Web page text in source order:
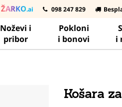
ŽARKO.ai 098 247 829
Noževi i
pribor
Pokloni
i bonovi
i
Košara